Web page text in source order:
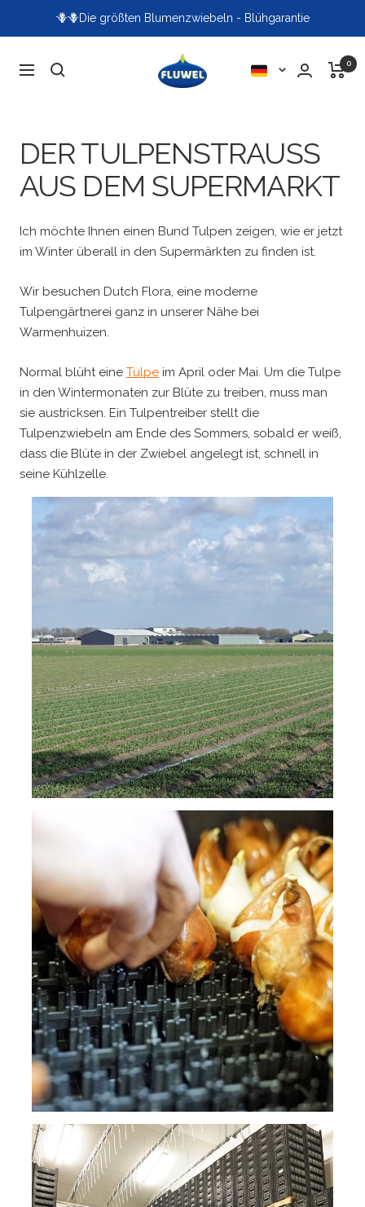
⭐️⭐️ ⭐️⭐️⭐️ Kundenbewertung 4.93 / 5
Navigation
Fluwel Sprache 0
DER TULPENSTRAUSS A
US DEM SUPERMARKT
Ich möchte Ihnen einen Bund Tulpen zeigen, wie er jetzt
im Winter überall in den Supermärkten zu finden ist.
Wir besuchen Dutch Flora, eine moderne
Tulpengärtnerei ganz in unserer Nähe bei
Warmenhuizen.
Normal blüht eine Tulpe im April oder Mai. Um die Tulpe
in den Wintermonaten zur Blüte zu treiben, muss man
sie austricksen. Ein Tulpentreiber stellt die
Tulpenzwiebeln am Ende des Sommers, sobald er weiß,
dass die Blüte in der Zwiebel angelegt ist, schnell in
seine Kühlzelle.